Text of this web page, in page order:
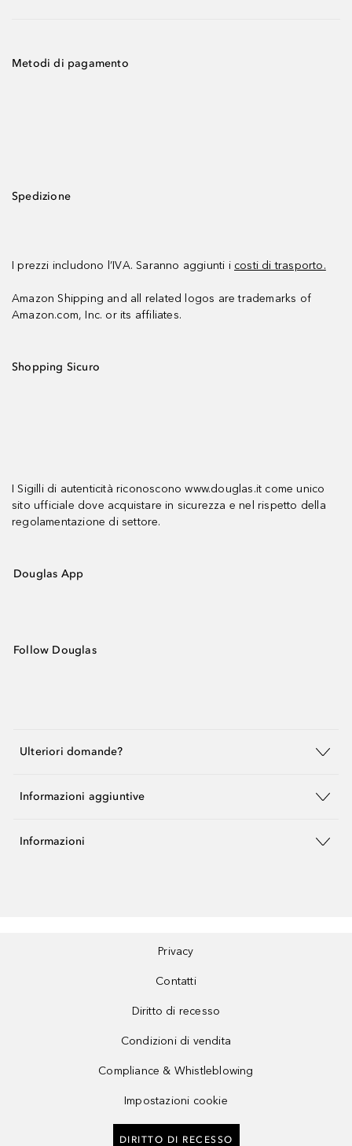
Metodi di pagamento
Spedizione
I prezzi includono l’IVA. Saranno aggiunti i costi di trasporto.
Amazon Shipping and all related logos are trademarks of
Amazon.com, Inc. or its affiliates.
Shopping Sicuro
I Sigilli di autenticità riconoscono www.douglas.it come unico
sito ufficiale dove acquistare in sicurezza e nel rispetto della
regolamentazione di settore.
Douglas App
Follow Douglas
Ulteriori domande?
Informazioni aggiuntive
Informazioni
Privacy
Contatti
Diritto di recesso
Condizioni di vendita
Compliance & Whistleblowing
Impostazioni cookie
DIRITTO DI RECESSO